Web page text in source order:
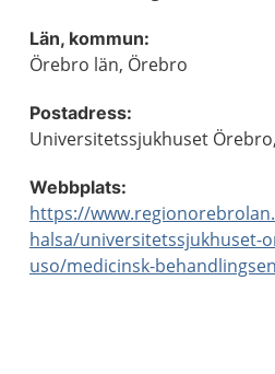
Län, kommun:
Örebro län, Örebro
Postadress:
Universitetssjukhuset
Webbplats:
https://
halsa/universitetssjukhuset-
uso/medicinsk-